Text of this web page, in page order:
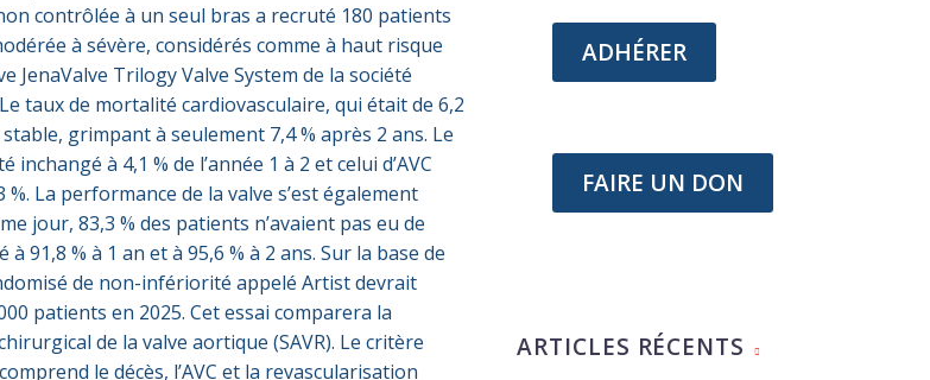
contrôlée à un seul bras a recruté 180 patients
à sévère, considérés comme à haut risque
JenaValve Trilogy Valve System de la société
taux de mortalité cardiovasculaire, qui était de 6,2
grimpant à seulement 7,4 % après 2 ans. Le
à 4,1 % de l’année 1 à 2 et celui d’AVC
La performance de la valve s’est également
jour, 83,3 % des patients n’avaient pas eu de
91,8 % à 1 an et à 95,6 % à 2 ans. Sur la base de
de non-infériorité appelé Artist devrait
patients en 2025. Cet essai comparera la
de la valve aortique (SAVR). Le critère
le décès, l’AVC et la revascularisation
ADHÉRER
FAIRE UN DON
ARTICLES RÉCENTS